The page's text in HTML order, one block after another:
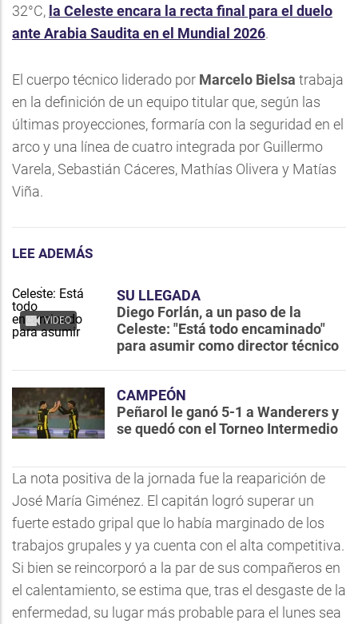
32°C, la Celeste encara la recta final para el duelo
ante Arabia Saudita en el Mundial 2026.
El cuerpo técnico liderado por Marcelo Bielsa trabaja
en la definición de un equipo titular que, según las
últimas proyecciones, formaría con la seguridad en el
arco y una línea de cuatro integrada por Guillermo
Varela, Sebastián Cáceres, Mathías Olivera y Matías
Viña.
LEE ADEMÁS
VIDEO
SU LLEGADA
Diego Forlán, a un paso de la
Celeste: "Está todo encaminado"
para asumir como director técnico
CAMPEÓN
Peñarol le ganó 5-1 a Wanderers y
se quedó con el Torneo Intermedio
La nota positiva de la jornada fue la reaparición de
José María Giménez. El capitán logró superar un
fuerte estado gripal que lo había marginado de los
trabajos grupales y ya cuenta con el alta competitiva.
Si bien se reincorporó a la par de sus compañeros en
el calentamiento, se estima que, tras el desgaste de la
enfermedad, su lugar más probable para el lunes sea